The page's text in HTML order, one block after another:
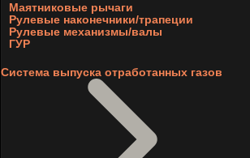
Маятниковые рычаги
Рулевые наконечники/трапеции
Рулевые механизмы/валы
ГУР
Система выпуска отработанных газов